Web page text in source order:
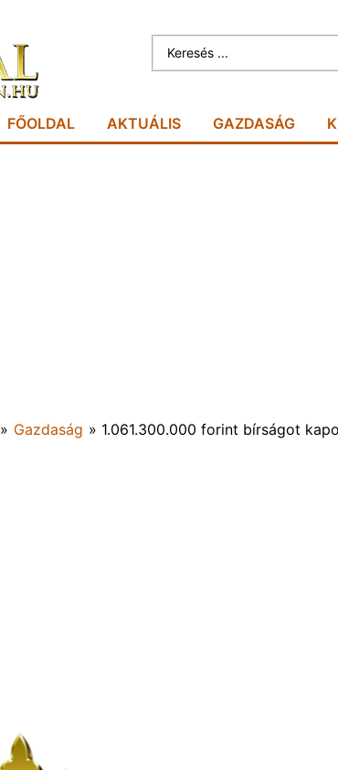
FŐOLDAL AKTUÁLIS GAZDASÁG
» Gazdaság » 1.061.300.000 forint bírságot